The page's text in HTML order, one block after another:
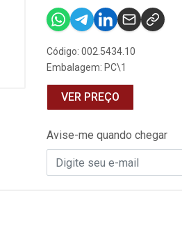
Código: 002.5434.10
Embalagem: PC\1
VER PREÇO
Avise-me quando chegar